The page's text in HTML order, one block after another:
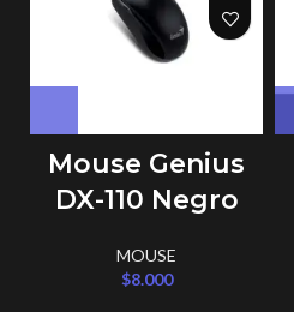
Mouse Genius
DX-110 Negro
MOUSE
$8.000